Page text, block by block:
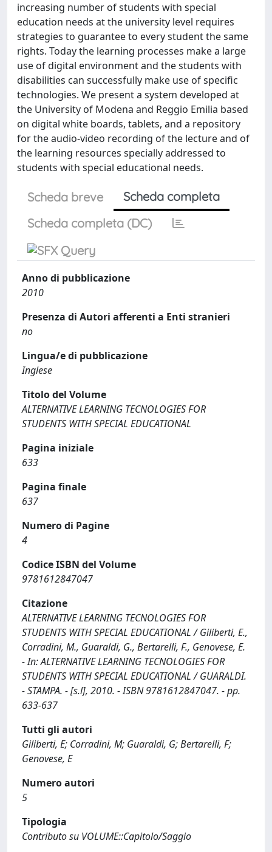
increasing number of students with special
education needs at the university level requires
strategies to guarantee to every student the same
rights. Today the learning processes make a large
use of digital environment and the students with
disabilities can successfully make use of specific
technologies. We present a system developed at
the University of Modena and Reggio Emilia based
on digital white boards, tablets, and a repository
for the audio-video recording of the lecture and of
the learning resources specially addressed to
students with special educational needs.
Scheda breve
Scheda completa
Scheda completa (DC)
Anno di pubblicazione
2010
Presenza di Autori afferenti a Enti stranieri
no
Lingua/e di pubblicazione
Inglese
Titolo del Volume
ALTERNATIVE LEARNING TECNOLOGIES FOR
STUDENTS WITH SPECIAL EDUCATIONAL
Pagina iniziale
633
Pagina finale
637
Numero di Pagine
4
Codice ISBN del Volume
9781612847047
Citazione
ALTERNATIVE LEARNING TECNOLOGIES FOR
STUDENTS WITH SPECIAL EDUCATIONAL / Giliberti, E.,
Corradini, M., Guaraldi, G., Bertarelli, F., Genovese, E.
- In: ALTERNATIVE LEARNING TECNOLOGIES FOR
STUDENTS WITH SPECIAL EDUCATIONAL / GUARALDI.
- STAMPA. - [s.l], 2010. - ISBN 9781612847047. - pp.
633-637
Tutti gli autori
Giliberti, E; Corradini, M; Guaraldi, G; Bertarelli, F;
Genovese, E
Numero autori
5
Tipologia
Contributo su VOLUME::Capitolo/Saggio